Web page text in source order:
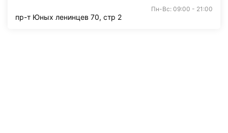
Пн-Вс: 09:00 - 21:00
пр-т Юных ленинцев 70, стр 2